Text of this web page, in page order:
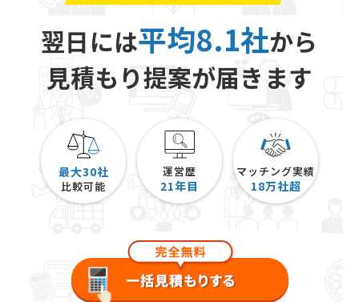
翌日には平均8.1社から
見積もり提案が届きます
最大30社
比較可能
運営歴
21年目
マッチング実績
18万社超